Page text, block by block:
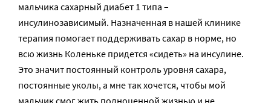
мальчика сахарный диабет 1 типа –
инсулинозависимый. Назначенная в нашей клинике
терапия помогает поддерживать сахар в норме, но
всю жизнь Коленьке придется «сидеть» на инсулине.
Это значит постоянный контроль уровня сахара,
постоянные уколы, а мне так хочется, чтобы мой
мальчик смог жить полноценной жизнью и не